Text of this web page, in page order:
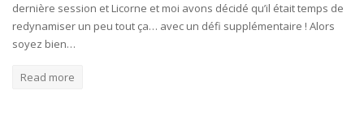
dernière session et Licorne et moi avons décidé qu’il était temps de
redynamiser un peu tout ça… avec un défi supplémentaire ! Alors
soyez bien…
Read more